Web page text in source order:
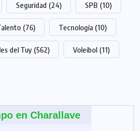
Seguridad (24) SPB (10)
(76) Tecnología (10)
del Tuy (562) Voleibol (11)
en Charallave